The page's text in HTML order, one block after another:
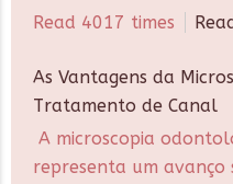
Read 4017 times
As Vantagens da
Tratamento de Canal
A microscopia
representa um avanço